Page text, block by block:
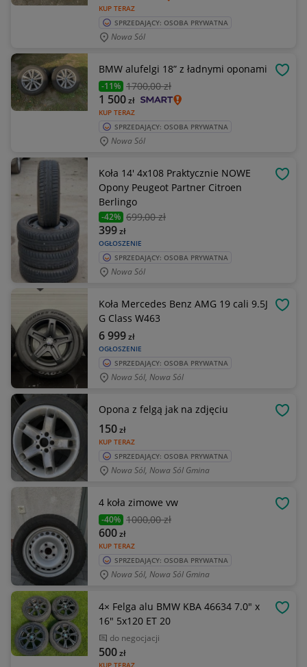
KUP TERAZ
SPRZEDAJĄCY: OSOBA PRYWATNA
Nowa Sól
BMW alufelgi 18” z ładnymi oponami
-11% 1700,00 zł
KUP TERAZ
1 500zł
SPRZEDAJĄCY: OSOBA PRYWATNA
Nowa Sól
Koła 14' 4x108 Praktycznie NOWE
Opony Peugeot Partner Citroen
Berlingo
-42% 699,00 zł
OGŁOSZENIE
399zł
SPRZEDAJĄCY: OSOBA PRYWATNA
Nowa Sól
Koła Mercedes Benz AMG 19 cali 9.5J
G Class W463
OGŁOSZENIE
6 999zł
SPRZEDAJĄCY: OSOBA PRYWATNA
Nowa Sól, Nowa Sól
Opona z felgą jak na zdjęciu
KUP TERAZ
150zł
SPRZEDAJĄCY: OSOBA PRYWATNA
Nowa Sól, Nowa Sól Gmina
4 koła zimowe vw
-40% 1000,00 zł
KUP TERAZ
600zł
SPRZEDAJĄCY: OSOBA PRYWATNA
Nowa Sól, Nowa Sól Gmina
4× Felga alu BMW KBA 46634 7.0" x
16" 5x120 ET 20
do negocjacji
KUP TERAZ
500zł